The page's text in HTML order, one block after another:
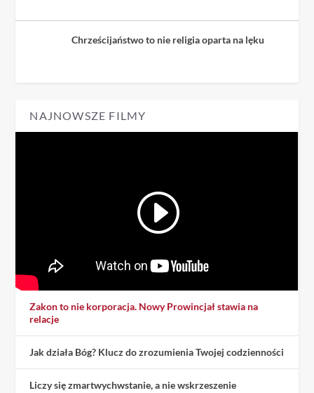
Chrześcijaństwo to nie religia oparta na lęku
NAJNOWSZE FILMY
Zakon to nie korporacja. Nowy Prowincjał stawia na
relacje
Jak działa Bóg? Klucz do zrozumienia Twojej codzienności
Liczy się zmartwychwstanie, a nie wskrzeszenie